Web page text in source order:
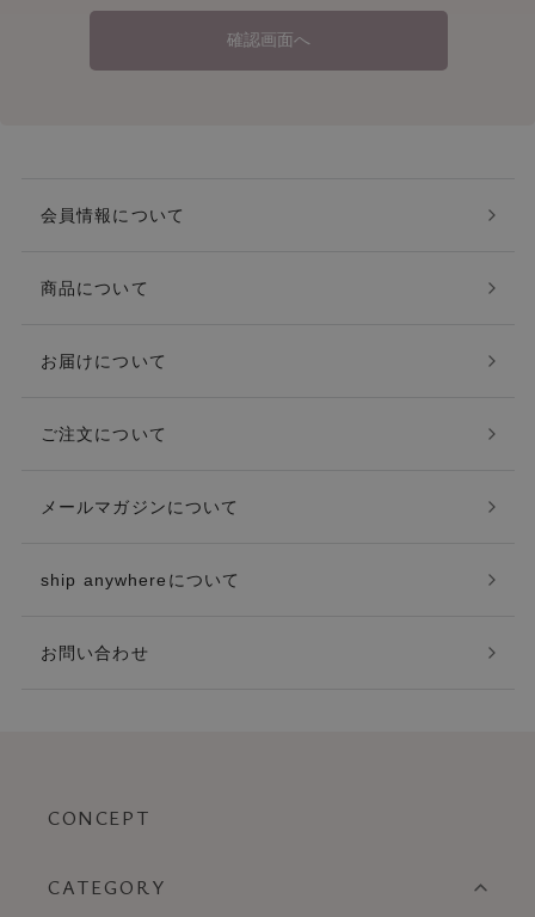
会員情報について
商品について
お届けについて
ご注文について
メールマガジンについて
ship anywhereについて
お問い合わせ
CONCEPT
CATEGORY